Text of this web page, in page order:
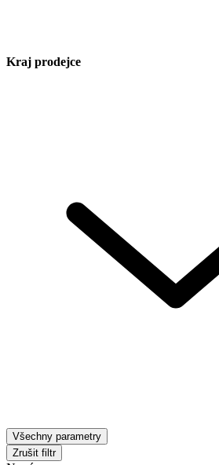
Kraj prodejce
Všechny parametry
Zrušit filtr